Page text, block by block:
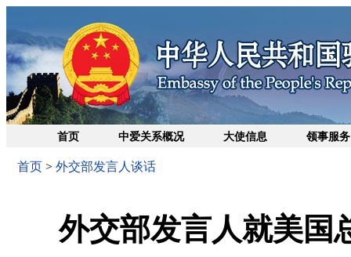
首页 中爱关系概况 大使信息 领事服务
首页 > 外交部发言人谈话
外交部发言人就美国